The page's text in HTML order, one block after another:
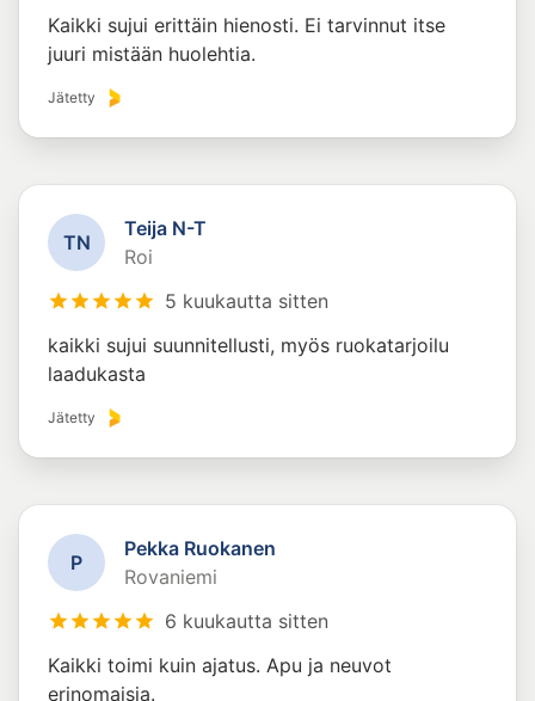
Kaikki sujui erittäin hienosti. Ei tarvinnut itse
juuri mistään huolehtia.
Jätetty
TN
Teija N-T
Roi
5 kuukautta sitten
kaikki sujui suunnitellusti, myös ruokatarjoilu
laadukasta
Jätetty
P
Pekka Ruokanen
Rovaniemi
6 kuukautta sitten
Kaikki toimi kuin ajatus. Apu ja neuvot
erinomaisia.